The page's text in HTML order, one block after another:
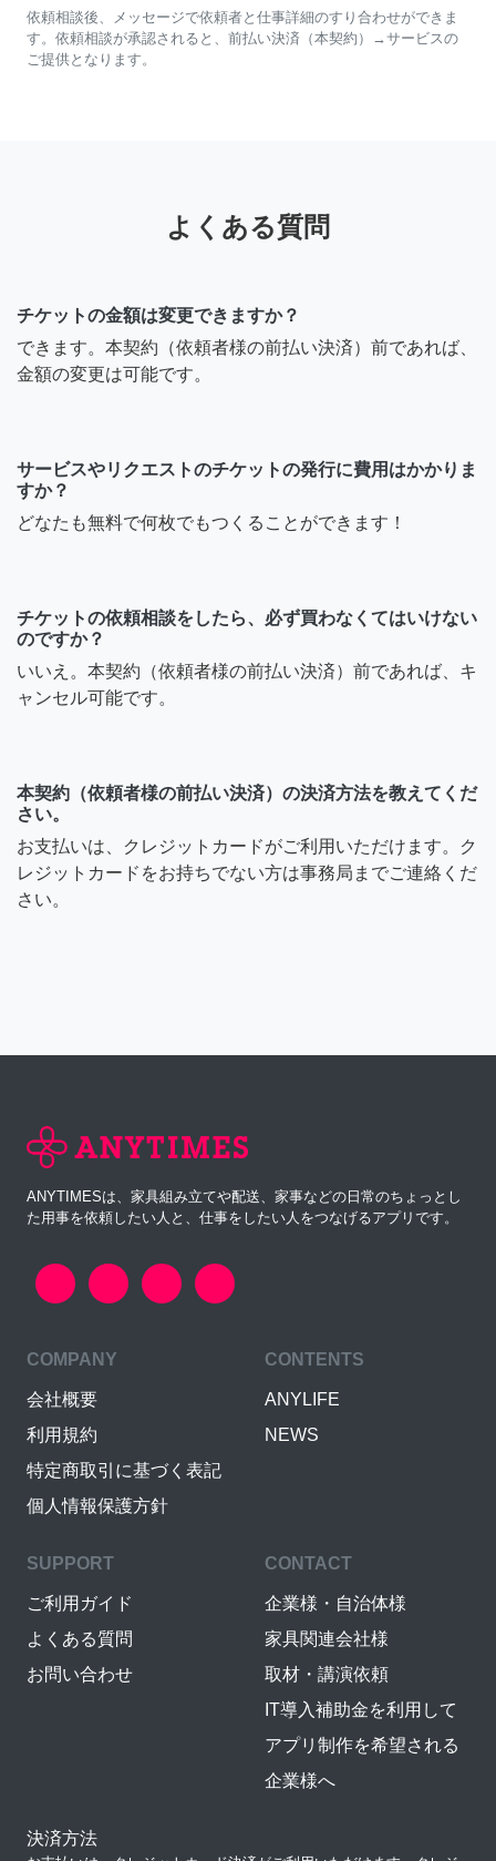
依頼相談後、メッセージで依頼者と仕事詳細のすり合わせができま
す。依頼相談が承認されると、前払い決済（本契約）→サービスの
ご提供となります。
よくある質問
チケットの金額は変更できますか？
できます。本契約（依頼者様の前払い決済）前であれば、
金額の変更は可能です。
サービスやリクエストのチケットの発行に費用はかかりま
すか？
どなたも無料で何枚でもつくることができます！
チケットの依頼相談をしたら、必ず買わなくてはいけない
のですか？
いいえ。本契約（依頼者様の前払い決済）前であれば、キ
ャンセル可能です。
本契約（依頼者様の前払い決済）の決済方法を教えてくだ
さい。
お支払いは、クレジットカードがご利用いただけます。ク
レジットカードをお持ちでない方は事務局までご連絡くだ
さい。
ANYTIMESは、家具組み立てや配送、家事などの日常のちょっとし
た用事を依頼したい人と、仕事をしたい人をつなげるアプリです。
COMPANY
会社概要
利用規約
特定商取引に基づく表記
個人情報保護方針
CONTENTS
ANYLIFE
NEWS
SUPPORT
ご利用ガイド
よくある質問
お問い合わせ
CONTACT
企業様・自治体様
家具関連会社様
取材・講演依頼
IT導入補助金を利用して
アプリ制作を希望される
企業様へ
決済方法